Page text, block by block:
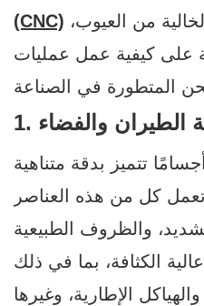
(CNC)
على كيفية عمل عمليات
الطيران والفضاء
تتميز بدقة متناهية
كل من هذه العناصر
والظروف الطبيعية
الكثافة، بما في ذلك